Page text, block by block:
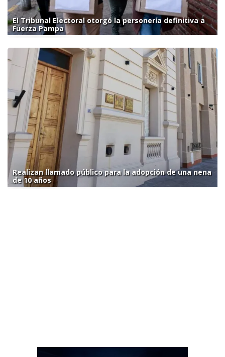
El Tribunal Electoral otorgó la personería definitiva a
Fuerza Pampa
Realizan llamado público para la adopción de una nena
de 10 años